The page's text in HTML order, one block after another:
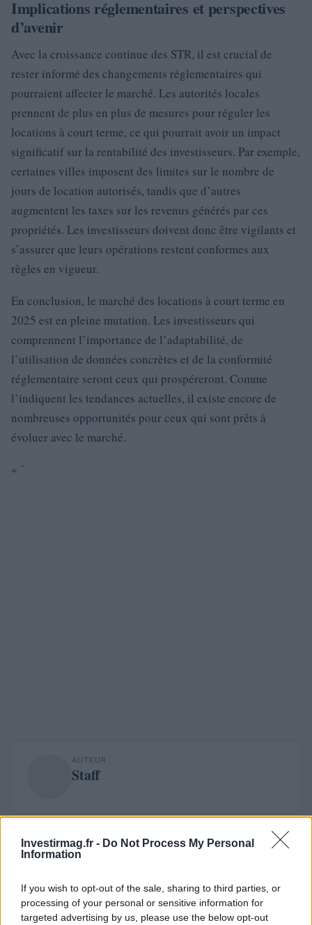
Investirmag.fr - Do Not Process My Personal
Information
If you wish to opt-out of the sale, sharing to third parties, or
processing of your personal or sensitive information for
targeted advertising by us, please use the below opt-out
Implications réglementaires et perspectives
d’avenir
Avec la croissance continue des STR, il est crucial de
rester informé des changements réglementaires qui
pourraient affecter le marché. Les autorités locales
prennent de plus en plus de mesures pour réguler les
locations à court terme, ce qui pourrait avoir un impact
significatif sur la rentabilité des investisseurs. Par exemple,
certaines villes imposent des limites sur le nombre de
jours de location autorisés, tandis que d’autres
augmentent les taxes sur les revenus générés par ces
propriétés. Les investisseurs doivent donc être vigilants et
s’assurer que leurs opérations restent conformes aux
règles en vigueur.
En conclusion, le marché des locations à court terme en
2025 est en pleine mutation. Les investisseurs qui
comprennent l’importance de l’adaptabilité, de
l’utilisation de données concrètes et de la conformité
réglementaire seront ceux qui prospéreront. Comme
l’indiquent les tendances actuelles, il existe encore de
nombreuses opportunités pour ceux qui sont prêts à
évoluer avec le marché.
« `
AUTEUR
Staff